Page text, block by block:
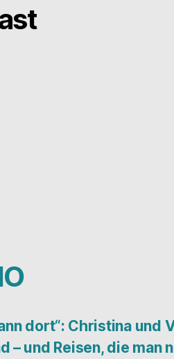
dort“: Christina und
– und Reisen, die man